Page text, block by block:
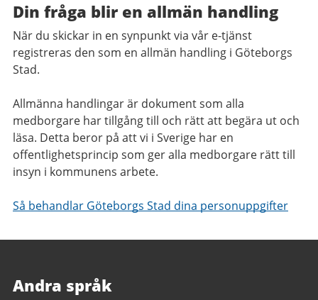
Din fråga blir en allmän handling
När du skickar in en synpunkt via vår e-tjänst
registreras den som en allmän handling i Göteborgs
Stad.
Allmänna handlingar är dokument som alla
medborgare har tillgång till och rätt att begära ut och
läsa. Detta beror på att vi i Sverige har en
offentlighetsprincip som ger alla medborgare rätt till
insyn i kommunens arbete.
Så behandlar Göteborgs Stad dina personuppgifter
Andra språk